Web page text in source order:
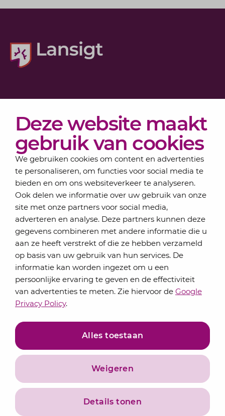
Deze website maakt
gebruik van cookies
We gebruiken cookies om content en advertenties
te personaliseren, om functies voor social media te
bieden en om ons websiteverkeer te analyseren.
Ook delen we informatie over uw gebruik van onze
site met onze partners voor social media,
adverteren en analyse. Deze partners kunnen deze
gegevens combineren met andere informatie die u
aan ze heeft verstrekt of die ze hebben verzameld
op basis van uw gebruik van hun services. De
informatie kan worden ingezet om u een
persoonlijke ervaring te geven en de effectiviteit
van advertenties te meten. Zie hiervoor de Google
Privacy Policy.
Alles toestaan
Weigeren
Details tonen
Actueel
Over Lansigt
Contact
Schrijf je in voor onze nieuwsbrief
Elke maand bundelen de adviseurs van Lansigt in
de eSigt het nieuws.
Jouw emailadres
Inschrijven
PrivacyverklaringAlgemene voorwaarden